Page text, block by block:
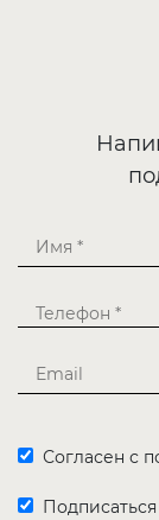
Согласен с